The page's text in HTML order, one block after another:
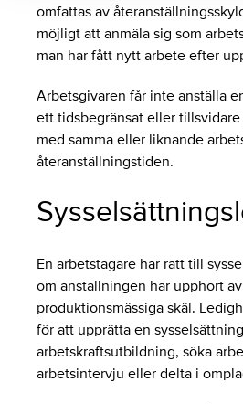
omfattas av
möjligt att anmäla sig som
man har fått nytt arbete efter
Arbetsgivaren får inte anställa
ett tidsbegränsat eller
med samma eller liknande
återanställningstiden.
En arbetstagare har rätt till
om anställningen har upphört
produktionsmässiga skäl.
för att upprätta en
arbetskraftsutbildning, söka
arbetsintervju eller delta i